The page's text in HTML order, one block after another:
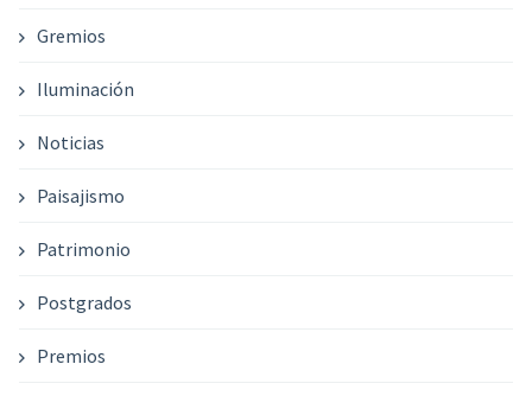
Gremios
Iluminación
Noticias
Paisajismo
Patrimonio
Postgrados
Premios